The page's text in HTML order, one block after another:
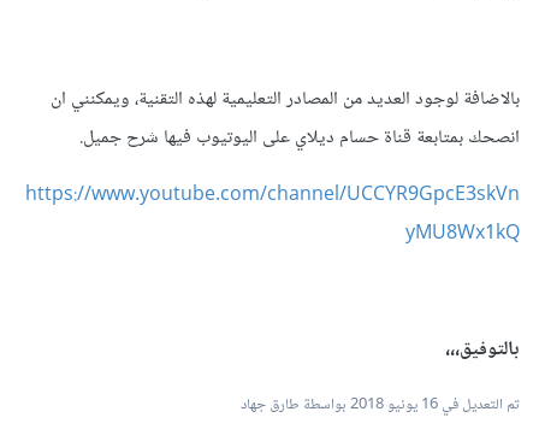
بالاضافة لوجود العديد من المصادر التعليمية لهذه التقنية، ويمكنني ان
انصحك بمتابعة قناة حسام ديلاي على اليوتيوب فيها شرح جميل.
https://www.youtube.com/channel/UCCYR9GpcE3skVn
yMU8Wx1kQ
بالتوفيق،،،
تم التعديل في16 يونيو 2018 بواسطة طارق جهاد